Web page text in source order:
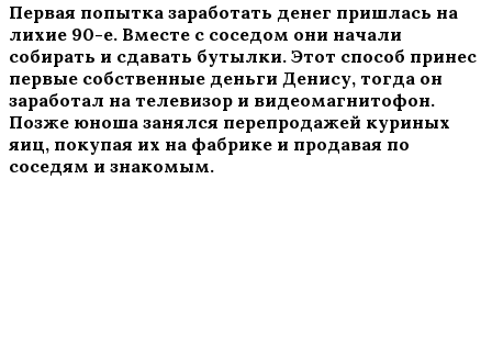
Первая попытка заработать денег пришлась на
лихие 90-е. Вместе с соседом они начали
собирать и сдавать бутылки. Этот способ принес
первые собственные деньги Денису, тогда он
заработал на телевизор и видеомагнитофон.
Позже юноша занялся перепродажей куриных
яиц, покупая их на фабрике и продавая по
соседям и знакомым.